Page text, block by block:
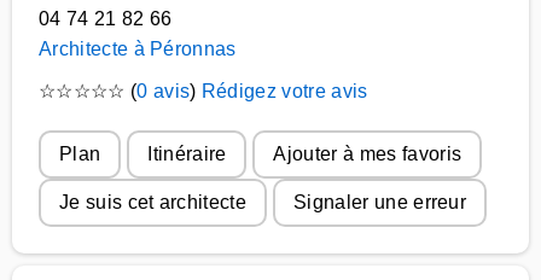
04 74 21 82 66
Architecte à Péronnas
☆☆☆☆☆ (0 avis) Rédigez votre avis
Plan Itinéraire Ajouter à mes favoris
Je suis cet architecte Signaler une erreur